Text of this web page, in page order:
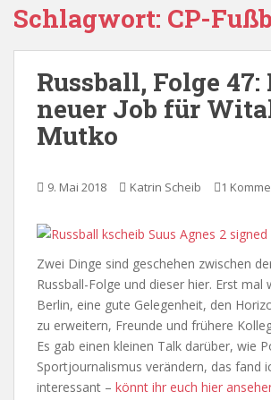
Schlagwort: CP-
Russball, Folge 47:
neuer Job für
Mutko
9. Mai 2018 Katrin Scheib 1
Zwei Dinge sind geschehen zwischen
Russball-Folge und dieser hier. Erst mal
Berlin, eine gute Gelegenheit, den
zu erweitern, Freunde und frühere
Es gab einen kleinen Talk darüber, wie
Sportjournalismus verändern, das fand
interessant – könnt ihr euch hier